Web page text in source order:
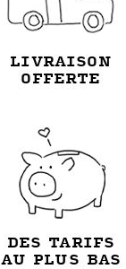
LIVRAISON
OFFERTE
DES TARIFS
AU PLUS BAS